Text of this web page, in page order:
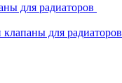
для радиаторов
для радиаторов